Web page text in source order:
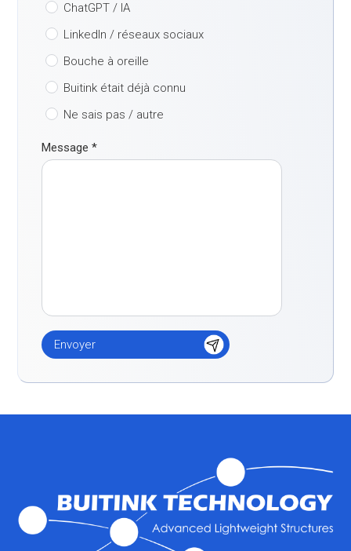
ChatGPT / IA
LinkedIn / réseaux sociaux
Bouche à oreille
Buitink était déjà connu
Ne sais pas / autre
Message*